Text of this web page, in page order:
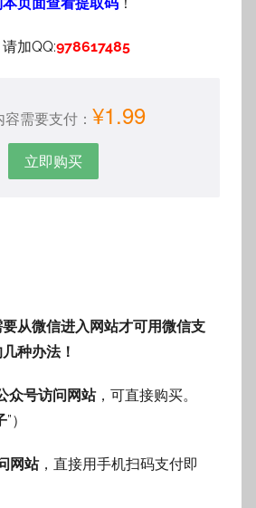
加QQ:978617485
需要支付： ¥1.99
立即购买
从微信进入网站才可用微信支
种办法！
众号访问网站，可直接购买。
”）
网站，直接用手机扫码支付即